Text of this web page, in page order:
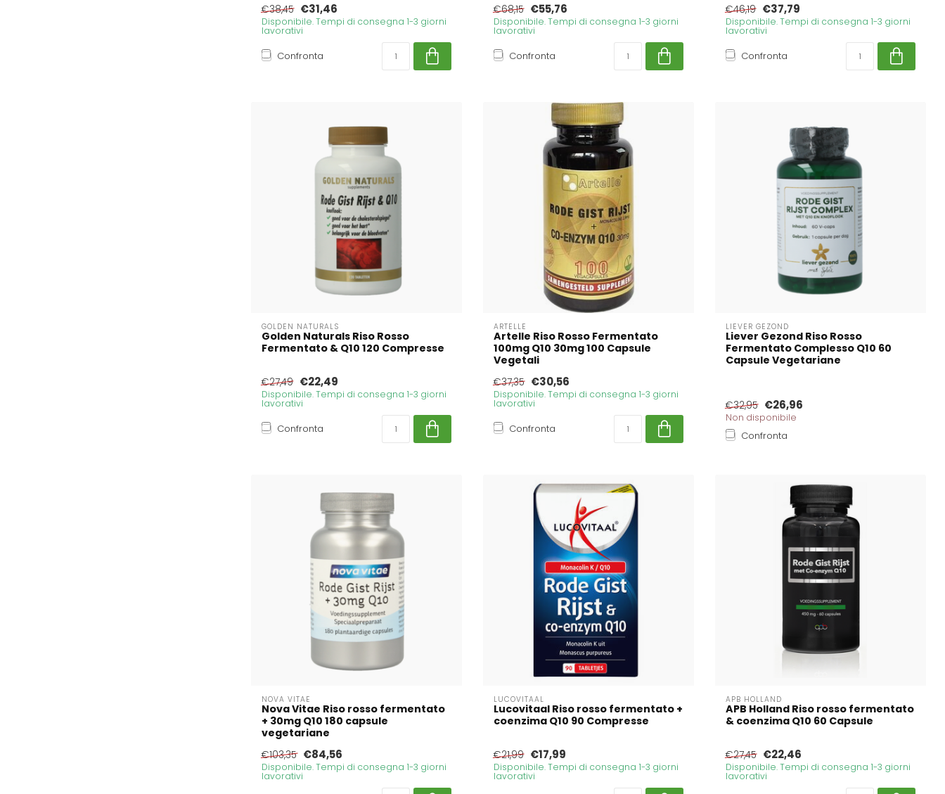
€38,45 €31,46
Disponibile. Tempi di consegna 1-3 giorni
lavorativi
Confronta
€68,15 €55,76
Disponibile. Tempi di consegna 1-3 giorni
lavorativi
Confronta
€46,19 €37,79
Disponibile. Tempi di consegna 1-3 giorni
lavorativi
Confronta
GOLDEN NATURALS
Golden Naturals Riso Rosso
Fermentato & Q10 120 Compresse
€27,49 €22,49
Disponibile. Tempi di consegna 1-3 giorni
lavorativi
Confronta
ARTELLE
Artelle Riso Rosso Fermentato
100mg Q10 30mg 100 Capsule
Vegetali
€37,35 €30,56
Disponibile. Tempi di consegna 1-3 giorni
lavorativi
Confronta
LIEVER GEZOND
Liever Gezond Riso Rosso
Fermentato Complesso Q10 60
Capsule Vegetariane
€32,95 €26,96
Non disponibile
Confronta
NOVA VITAE
Nova Vitae Riso rosso fermentato
+ 30mg Q10 180 capsule
vegetariane
€103,35 €84,56
Disponibile. Tempi di consegna 1-3 giorni
lavorativi
LUCOVITAAL
Lucovitaal Riso rosso fermentato +
coenzima Q10 90 Compresse
€21,99 €17,99
Disponibile. Tempi di consegna 1-3 giorni
lavorativi
APB HOLLAND
APB Holland Riso rosso fermentato
& coenzima Q10 60 Capsule
€27,45 €22,46
Disponibile. Tempi di consegna 1-3 giorni
lavorativi